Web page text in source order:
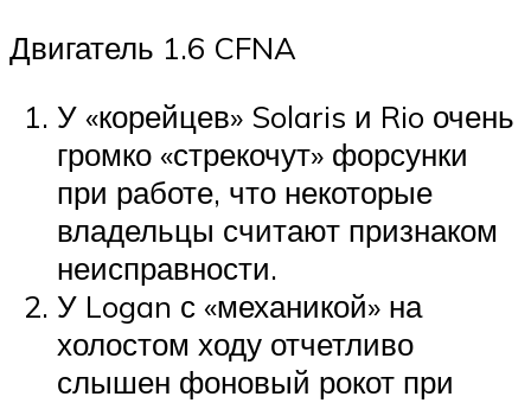
Двигатель 1.6 CFNA
У «корейцев» Solaris и Rio очень
громко «стрекочут» форсунки
при работе, что некоторые
владельцы считают признаком
неисправности.
У Logan с «механикой» на
холостом ходу отчетливо
слышен фоновый рокот при